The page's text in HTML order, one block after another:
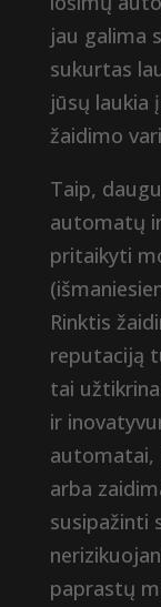
jau galima
sukurtas
jūsų laukia
žaidimo
Taip,
automatų
pritaikyti
Rinktis
reputaciją
tai
ir
automatai,
arba
susipažinti
paprastų